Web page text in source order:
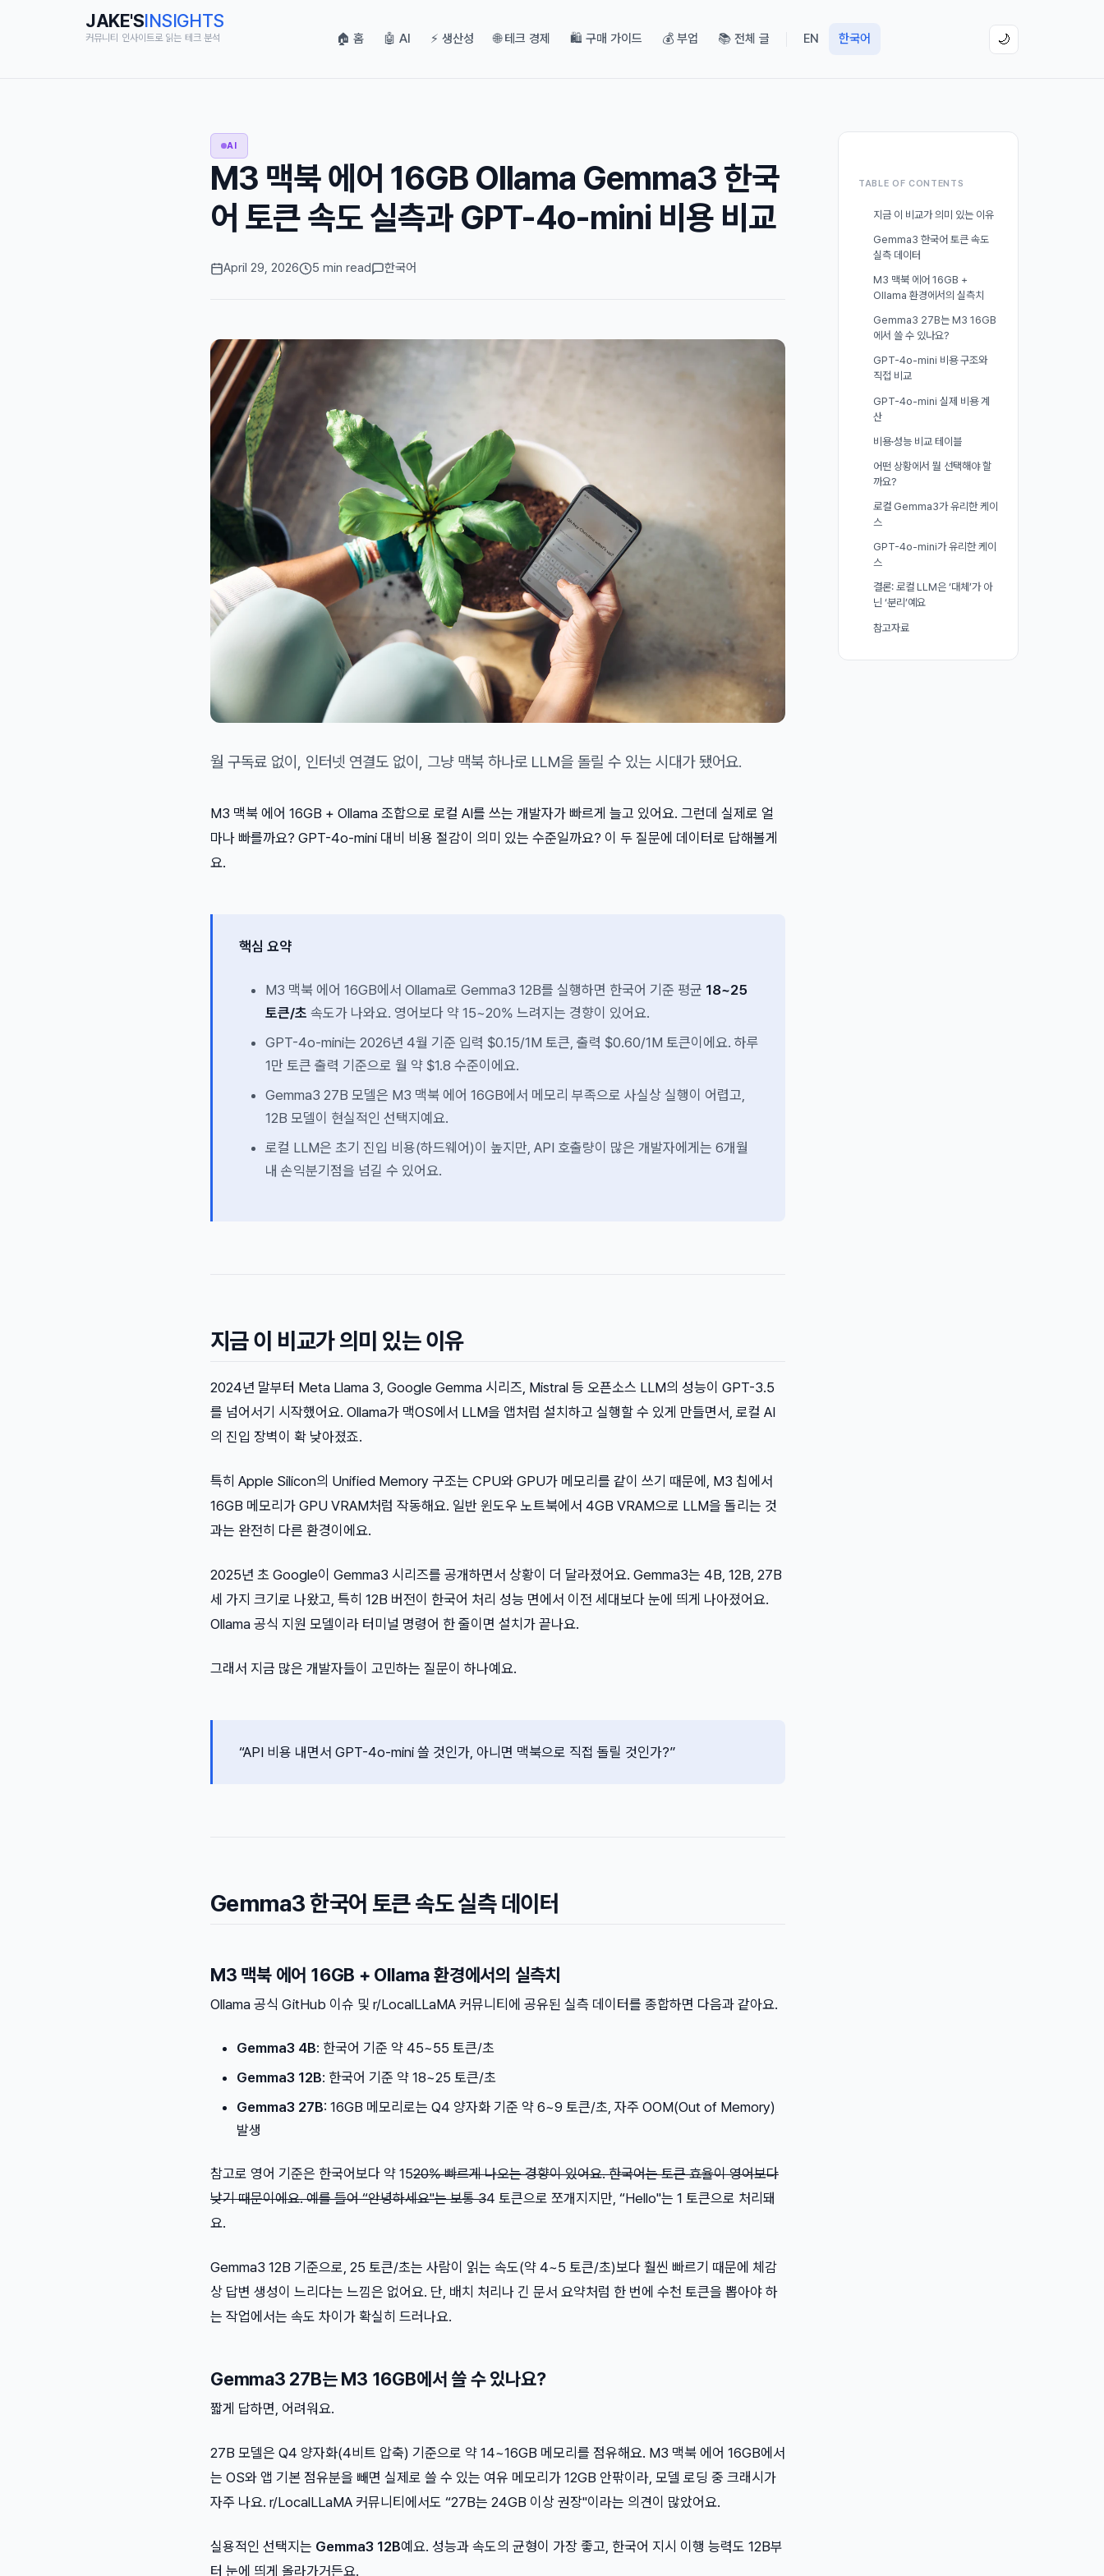
JAKE'SINSIGHTS
커뮤니티 인사이트로 읽는 테크 분석 🏠 홈 🤖 AI ⚡ 생산성 🌐 테크 경제 🛍️ 구매 가이드 💰 부업 📚 전체 글 EN 한국어 🌙
AI
M3 맥북 에어 16GB Ollama Gemma3 한국
어 토큰 속도 실측과 GPT-4o-mini 비용 비교
April 29, 2026 5 min read 한국어
월 구독료 없이, 인터넷 연결도 없이, 그냥 맥북 하나로 LLM을 돌릴 수 있는 시대가 됐어요.
M3 맥북 에어 16GB + Ollama 조합으로 로컬 AI를 쓰는 개발자가 빠르게 늘고 있어요. 그런데 실제로 얼
마나 빠를까요? GPT-4o-mini 대비 비용 절감이 의미 있는 수준일까요? 이 두 질문에 데이터로 답해볼게
요.
핵심 요약
M3 맥북 에어 16GB에서 Ollama로 Gemma3 12B를 실행하면 한국어 기준 평균 18~25
토큰/초 속도가 나와요. 영어보다 약 15~20% 느려지는 경향이 있어요.
GPT-4o-mini는 2026년 4월 기준 입력 $0.15/1M 토큰, 출력 $0.60/1M 토큰이에요. 하루
1만 토큰 출력 기준으로 월 약 $1.8 수준이에요.
Gemma3 27B 모델은 M3 맥북 에어 16GB에서 메모리 부족으로 사실상 실행이 어렵고,
12B 모델이 현실적인 선택지예요.
로컬 LLM은 초기 진입 비용(하드웨어)이 높지만, API 호출량이 많은 개발자에게는 6개월
내 손익분기점을 넘길 수 있어요.
지금 이 비교가 의미 있는 이유
2024년 말부터 Meta Llama 3, Google Gemma 시리즈, Mistral 등 오픈소스 LLM의 성능이 GPT-3.5
를 넘어서기 시작했어요. Ollama가 맥OS에서 LLM을 앱처럼 설치하고 실행할 수 있게 만들면서, 로컬 AI
의 진입 장벽이 확 낮아졌죠.
특히 Apple Silicon의 Unified Memory 구조는 CPU와 GPU가 메모리를 같이 쓰기 때문에, M3 칩에서
16GB 메모리가 GPU VRAM처럼 작동해요. 일반 윈도우 노트북에서 4GB VRAM으로 LLM을 돌리는 것
과는 완전히 다른 환경이에요.
2025년 초 Google이 Gemma3 시리즈를 공개하면서 상황이 더 달라졌어요. Gemma3는 4B, 12B, 27B
세 가지 크기로 나왔고, 특히 12B 버전이 한국어 처리 성능 면에서 이전 세대보다 눈에 띄게 나아졌어요.
Ollama 공식 지원 모델이라 터미널 명령어 한 줄이면 설치가 끝나요.
그래서 지금 많은 개발자들이 고민하는 질문이 하나예요.
“API 비용 내면서 GPT-4o-mini 쓸 것인가, 아니면 맥북으로 직접 돌릴 것인가?”
Gemma3 한국어 토큰 속도 실측 데이터
M3 맥북 에어 16GB + Ollama 환경에서의 실측치
Ollama 공식 GitHub 이슈 및 r/LocalLLaMA 커뮤니티에 공유된 실측 데이터를 종합하면 다음과 같아요.
Gemma3 4B: 한국어 기준 약 45~55 토큰/초
Gemma3 12B: 한국어 기준 약 18~25 토큰/초
Gemma3 27B: 16GB 메모리로는 Q4 양자화 기준 약 6~9 토큰/초, 자주 OOM(Out of Memory)
발생
참고로 영어 기준은 한국어보다 약 1520% 빠르게 나오는 경향이 있어요. 한국어는 토큰 효율이 영어보다
낮기 때문이에요. 예를 들어 “안녕하세요"는 보통 34 토큰으로 쪼개지지만, “Hello"는 1 토큰으로 처리돼
요.
Gemma3 12B 기준으로, 25 토큰/초는 사람이 읽는 속도(약 4~5 토큰/초)보다 훨씬 빠르기 때문에 체감
상 답변 생성이 느리다는 느낌은 없어요. 단, 배치 처리나 긴 문서 요약처럼 한 번에 수천 토큰을 뽑아야 하
는 작업에서는 속도 차이가 확실히 드러나요.
Gemma3 27B는 M3 16GB에서 쓸 수 있나요?
짧게 답하면, 어려워요.
27B 모델은 Q4 양자화(4비트 압축) 기준으로 약 14~16GB 메모리를 점유해요. M3 맥북 에어 16GB에서
는 OS와 앱 기본 점유분을 빼면 실제로 쓸 수 있는 여유 메모리가 12GB 안팎이라, 모델 로딩 중 크래시가
자주 나요. r/LocalLLaMA 커뮤니티에서도 “27B는 24GB 이상 권장"이라는 의견이 많았어요.
실용적인 선택지는 Gemma3 12B예요. 성능과 속도의 균형이 가장 좋고, 한국어 지시 이행 능력도 12B부
터 눈에 띄게 올라가거든요.
TABLE OF CONTENTS
지금 이 비교가 의미 있는 이유
Gemma3 한국어 토큰 속도
실측 데이터
M3 맥북 에어 16GB +
Ollama 환경에서의 실측치
Gemma3 27B는 M3 16GB
에서 쓸 수 있나요?
GPT-4o-mini 비용 구조와
직접 비교
GPT-4o-mini 실제 비용 계
산
비용·성능 비교 테이블
어떤 상황에서 뭘 선택해야 할
까요?
로컬 Gemma3가 유리한 케이
스
GPT-4o-mini가 유리한 케이
스
결론: 로컬 LLM은 ‘대체’가 아
닌 ‘분리’예요
참고자료